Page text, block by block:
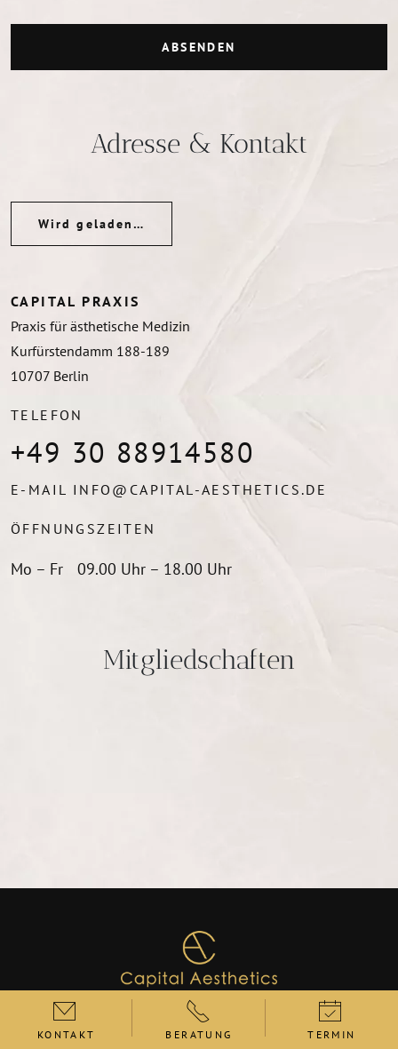
ABSENDEN
Adresse & Kontakt
Wird geladen…
CAPITAL PRAXIS
Praxis für ästhetische Medizin
Kurfürstendamm 188-189
10707 Berlin
TELEFON
+49 30 88914580
E-MAIL INFO@CAPITAL-AESTHETICS.DE
ÖFFNUNGSZEITEN
Mo – Fr 09.00 Uhr – 18.00 Uhr
Mitgliedschaften
KONTAKT BERATUNG TERMIN